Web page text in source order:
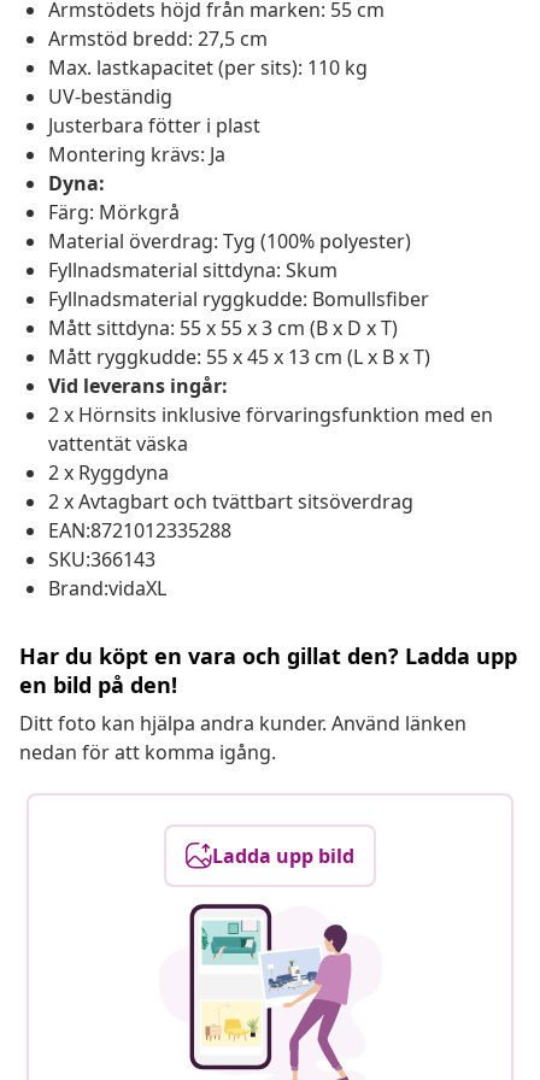
Armstödets höjd från marken: 55 cm
Armstöd bredd: 27,5 cm
Max. lastkapacitet (per sits): 110 kg
UV-beständig
Justerbara fötter i plast
Montering krävs: Ja
Dyna:
Färg: Mörkgrå
Material överdrag: Tyg (100% polyester)
Fyllnadsmaterial sittdyna: Skum
Fyllnadsmaterial ryggkudde: Bomullsfiber
Mått sittdyna: 55 x 55 x 3 cm (B x D x T)
Mått ryggkudde: 55 x 45 x 13 cm (L x B x T)
Vid leverans ingår:
2 x Hörnsits inklusive förvaringsfunktion med en
vattentät väska
2 x Ryggdyna
2 x Avtagbart och tvättbart sitsöverdrag
EAN:8721012335288
SKU:366143
Brand:vidaXL
Har du köpt en vara och gillat den? Ladda upp
en bild på den!
Ditt foto kan hjälpa andra kunder. Använd länken
nedan för att komma igång.
Ladda upp bild